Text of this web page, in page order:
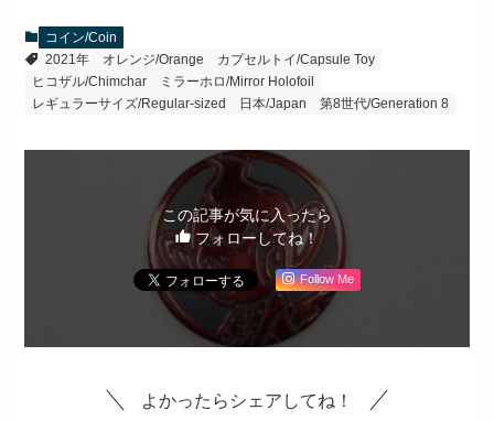
コイン/Coin
2021年
オレンジ/Orange
カプセルトイ/Capsule Toy
ヒコザル/Chimchar
ミラーホロ/Mirror Holofoil
レギュラーサイズ/Regular-sized
日本/Japan 第8世代/Generation 8
この記事が気に入ったら
フォローしてね！
Follow Me
よかったらシェアしてね！